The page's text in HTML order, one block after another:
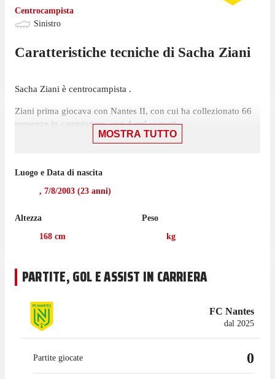
Centrocampista
Sinistro
Caratteristiche tecniche di Sacha Ziani
Sacha Ziani è centrocampista .
Ziani prima giocava con Nantes II, con cui ha collezionato 66
presenze in campionato, con 4 gol segnati.
MOSTRA TUTTO
Luogo e Data di nascita
, 7/8/2003 (23 anni)
Altezza
168 cm
Peso
kg
PARTITE, GOL E ASSIST IN CARRIERA
FC Nantes
dal 2025
Partite giocate 0